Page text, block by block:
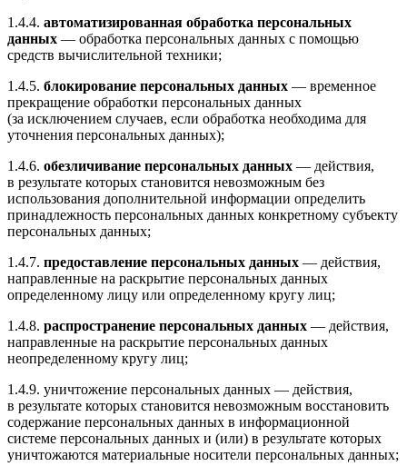
1.4.4. автоматизированная обработка персональных
данных — обработка персональных данных с помощью
средств вычислительной техники;
1.4.5. блокирование персональных данных — временное
прекращение обработки персональных данных
(за исключением случаев, если обработка необходима для
уточнения персональных данных);
1.4.6. обезличивание персональных данных — действия,
в результате которых становится невозможным без
использования дополнительной информации определить
принадлежность персональных данных конкретному субъекту
персональных данных;
1.4.7. предоставление персональных данных — действия,
направленные на раскрытие персональных данных
определенному лицу или определенному кругу лиц;
1.4.8. распространение персональных данных — действия,
направленные на раскрытие персональных данных
неопределенному кругу лиц;
1.4.9. уничтожение персональных данных — действия,
в результате которых становится невозможным восстановить
содержание персональных данных в информационной
системе персональных данных и (или) в результате которых
уничтожаются материальные носители персональных данных;